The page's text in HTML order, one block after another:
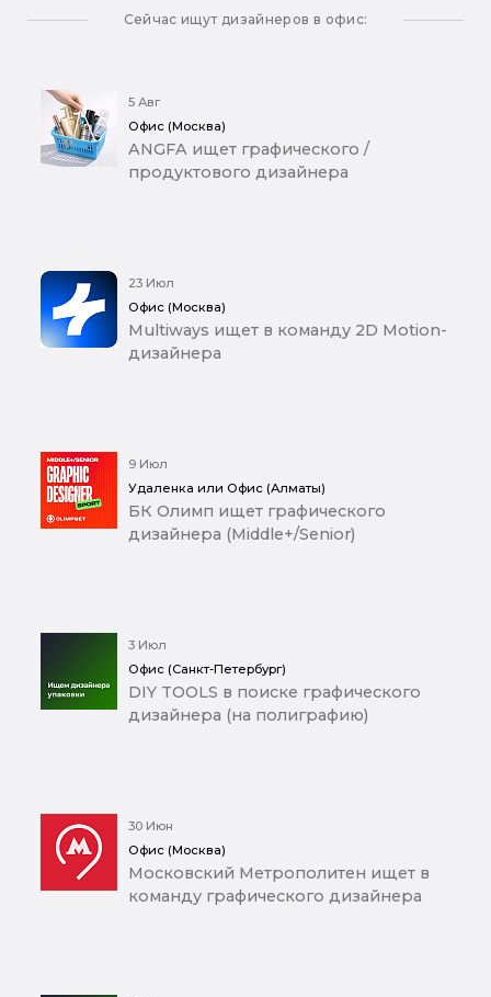
Сейчас ищут дизайнеров в офис:
5 Авг
Офис (Москва)
ANGFA ищет графического /
продуктового дизайнера
23 Июл
Офис (Москва)
Multiways ищет в команду 2D Motion-
дизайнера
9 Июл
Удаленка или Офис (Алматы)
БК Олимп ищет графического
дизайнера (Middle+/Senior)
3 Июл
Офис (Санкт-Петербург)
DIY TOOLS в поиске графического
дизайнера (на полиграфию)
30 Июн
Офис (Москва)
Московский Метрополитен ищет в
команду графического дизайнера